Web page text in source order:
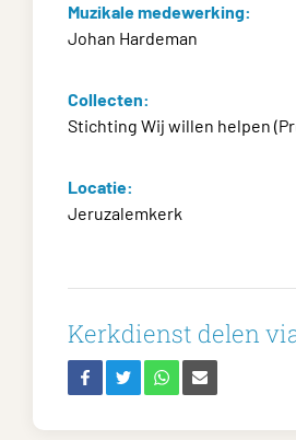
Muzikale medewerking:
Johan Hardeman
Collecten:
Stichting Wij willen helpen
Locatie:
Jeruzalemkerk
Kerkdienst delen